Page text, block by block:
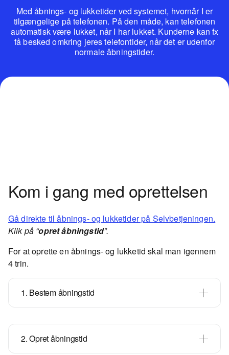
Med åbnings- og lukketider ved systemet, hvornår I er
tilgængelige på telefonen. På den måde, kan telefonen
automatisk være lukket, når I har lukket. Kunderne kan fx
få besked omkring jeres telefontider, når det er udenfor
normale åbningstider.
Kom i gang med oprettelsen
Gå direkte til åbnings- og lukketider på Selvbetjeningen.
Klik på “opret åbningstid”.
For at oprette en åbnings- og lukketid skal man igennem
4 trin.
1. Bestem åbningstid
2. Opret åbningstid